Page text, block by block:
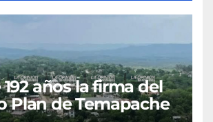
años la firma del
Plan de Temapache